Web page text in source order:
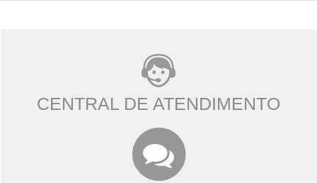
CENTRAL DE ATENDIMENTO